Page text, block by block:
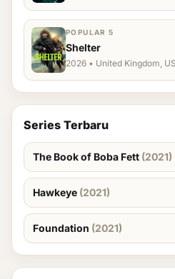
POPULAR 5
Shelter
2026 • United Kingdom, US
Series Terbaru
The Book of Boba Fett (2021)
Hawkeye (2021)
Foundation (2021)